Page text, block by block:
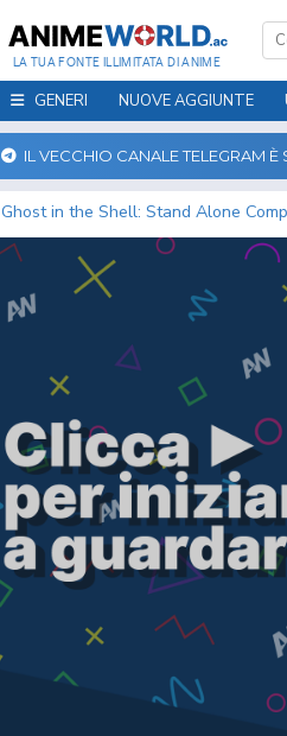
LA TUA FONTE ILLIMITATA DI ANIME
GENERI NUOVE AGGIUNTE
IL VECCHIO CANALE TELEGRAM
Ghost in the Shell: Stand Alone